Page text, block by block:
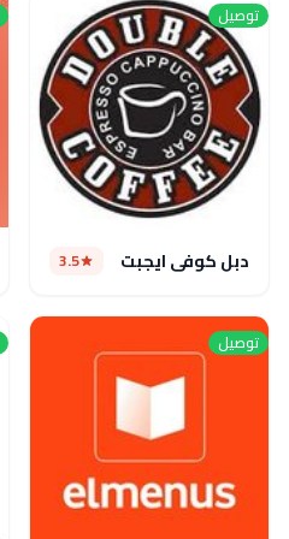
توصيل
دبل كوفي ايجبت 3.5
توصيل